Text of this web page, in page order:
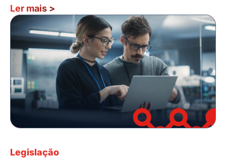
Ler mais >
Legislação